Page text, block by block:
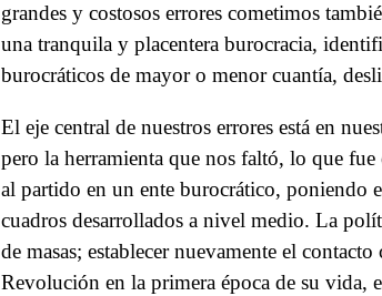
grandes y costosos errores cometimos
una tranquila y placentera burocracia,
burocráticos de mayor o menor cuantía,
El eje central de nuestros errores está en
pero la herramienta que nos faltó, lo que
al partido en un ente burocrático, poniendo
cuadros desarrollados a nivel medio. La
de masas; establecer nuevamente el
Revolución en la primera época de su vida,